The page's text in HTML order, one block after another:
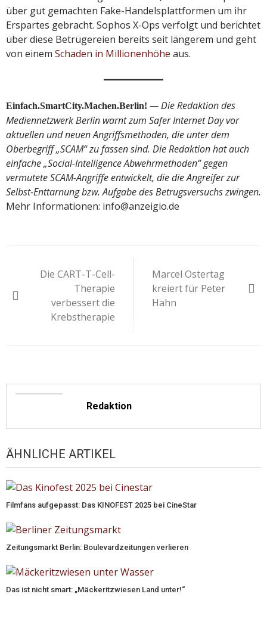
über gut gemachten Fake-Handelsplattformen um ihr
Erspartes gebracht. Sophos X-Ops verfolgt und berichtet
über diese Betrügereien bereits seit längerem und geht
von einem Schaden in Millionenhöhe aus.
Einfach.SmartCity.Machen.Berlin! — Die Redaktion des
Mediennetzwerk Berlin warnt zum Safer Internet Day vor
aktuellen und neuen Angriffsmethoden, die unter dem
Oberbegriff „SCAM“ zu fassen sind. Die Redaktion hat auch
einfache „Social-Intelligence Abwehrmethoden“ gegen
vermutete SCAM-Angriffe entwickelt, die die Angreifer zur
Selbst-Enttarnung bzw. Aufgabe des Betrugsversuchs zwingen.
Mehr Informationen: info@anzeigio.de
Die CART-T-Cell-
Therapie
verbessert die
Krebstherapie
Marcel Ostertag
kreiert für Peter
Hahn
Redaktion
ÄHNLICHE ARTIKEL
Filmfans aufgepasst: Das KINOFEST 2025 bei CineStar
Zeitungsmarkt Berlin: Boulevardzeitungen verlieren
Das ist nicht smart: „Mäckeritzwiesen Land unter!“